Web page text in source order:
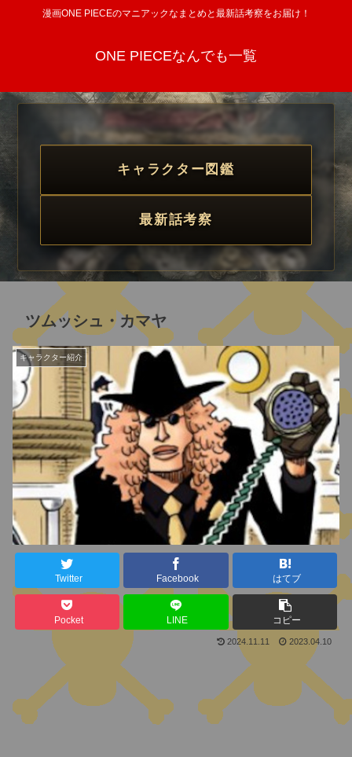
漫画ONE PIECEのマニアックなまとめと最新話考察をお届け！
ONE PIECEなんでも一覧
キャラクター図鑑
最新話考察
ツムッシュ・カマヤ
キャラクター紹介
Twitter Facebook はてブ
Pocket LINE コピー
2024.11.11 2023.04.10